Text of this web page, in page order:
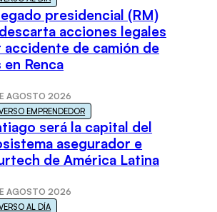
presidencial (RM)
acciones legales
accidente de camión de
en Renca
AGOSTO 2026
EMPRENDEDOR
será la capital del
asegurador e
de América Latina
AGOSTO 2026
AL DÍA